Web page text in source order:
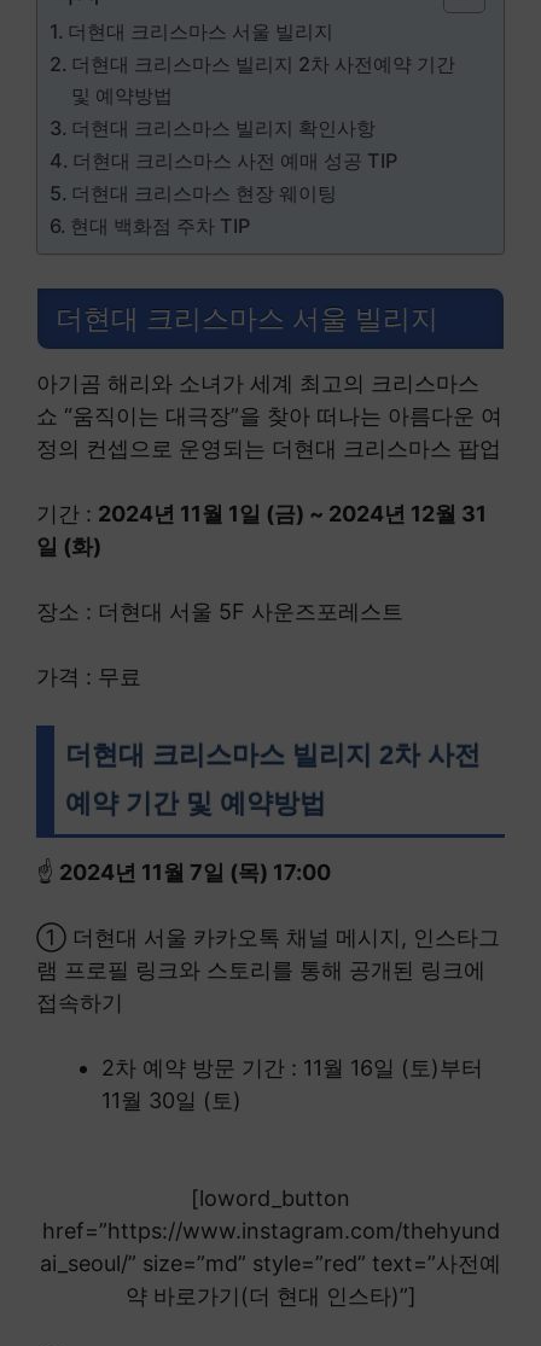
더현대 크리스마스 서울 빌리지
더현대 크리스마스 빌리지 2차 사전예약 기간
및 예약방법
더현대 크리스마스 빌리지 확인사항
더현대 크리스마스 사전 예매 성공 TIP
더현대 크리스마스 현장 웨이팅
현대 백화점 주차 TIP
더현대 크리스마스 서울 빌리지
아기곰 해리와 소녀가 세계 최고의 크리스마스
쇼 “움직이는 대극장”을 찾아 떠나는 아름다운 여
정의 컨셉으로 운영되는 더현대 크리스마스 팝업
기간 : 2024년 11월 1일 (금) ~ 2024년 12월 31
일 (화)
장소 : 더현대 서울 5F 사운즈포레스트
가격 : 무료
더현대 크리스마스 빌리지 2차 사전
예약 기간 및 예약방법
☝ 2024년 11월 7일 (목) 17:00
① 더현대 서울 카카오톡 채널 메시지, 인스타그
램 프로필 링크와 스토리를 통해 공개된 링크에
접속하기
2차 예약 방문 기간 : 11월 16일 (토)부터
11월 30일 (토)
[loword_button
href=”https://www.instagram.com/thehyund
ai_seoul/” size=”md” style=”red” text=”사전예
약 바로가기(더 현대 인스타)”]